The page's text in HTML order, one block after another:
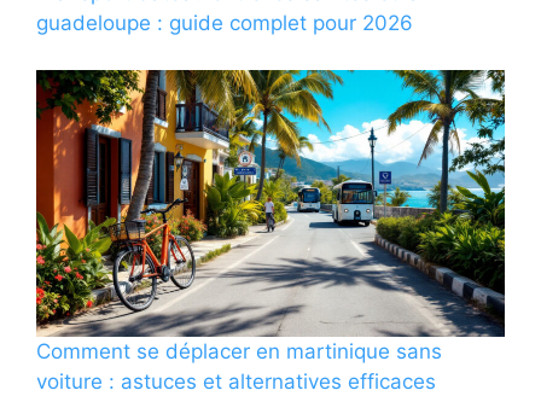
guadeloupe : guide complet pour 2026
Comment se déplacer en martinique sans
voiture : astuces et alternatives efficaces